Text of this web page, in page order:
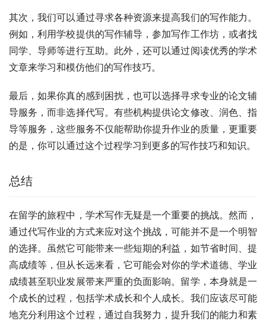
其次，我们可以通过寻求各种资源来提高我们的写作能力。
例如，利用学校提供的写作辅导，参加写作工作坊，或者找
同学、导师等进行互助。此外，还可以通过阅读优秀的学术
文章来学习和模仿他们的写作技巧。
最后，如果你真的感到困扰，也可以选择寻求专业的论文辅
导服务，而非选择代写。有些机构提供论文修改、润色、指
导等服务，这些服务不仅能帮助你提升作业的质量，更重要
的是，你可以通过这个过程学习到更多的写作技巧和知识。
总结
在留学的旅程中，学术写作无疑是一个重要的挑战。然而，
通过代写作业的方式来应对这个挑战，可能并不是一个明智
的选择。虽然它可能带来一些短期的利益，如节省时间、提
高成绩等，但从长远来看，它可能会对你的学术道德、学业
成绩甚至职业发展带来严重的负面影响。留学，本身就是一
个成长的过程，包括学术成长和个人成长。我们应该尽可能
地充分利用这个过程，通过自我努力，提升我们的能力和素